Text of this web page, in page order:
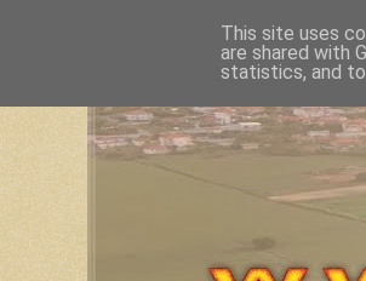
This site uses
are shared with
statistics, and